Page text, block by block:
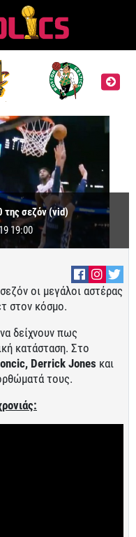
της σεζόν (vid)
19:00
οι μεγάλοι αστέρας
στον κόσμο.
δείχνουν πως
κατάσταση. Στο
DerrickJones και
τους.